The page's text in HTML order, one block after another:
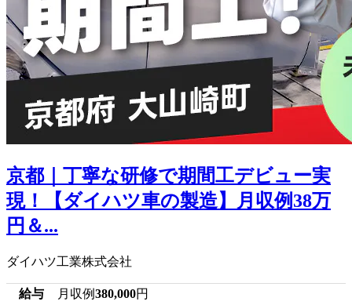
京都｜丁寧な研修で期間工デビュー実
現！【ダイハツ車の製造】月収例38万
円＆...
ダイハツ工業株式会社
給与 月収例380,000円